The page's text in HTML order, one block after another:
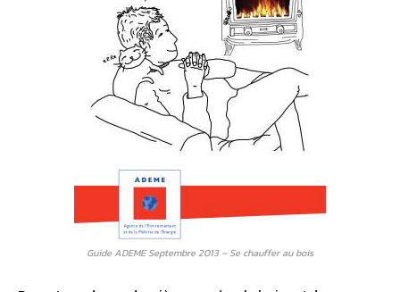
Guide ADEME Septembre 2013 – Se chauffer au bois